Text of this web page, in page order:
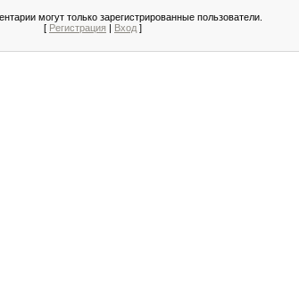
могут только зарегистрированные пользователи.
[ Регистрация | Вход ]